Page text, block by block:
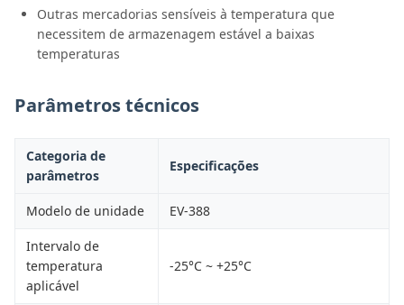
Outras mercadorias sensíveis à temperatura que
necessitem de armazenagem estável a baixas
temperaturas
Parâmetros técnicos
Categoria de
parâmetros
Especificações
Modelo de unidade EV-388
Intervalo de
temperatura
aplicável
-25°C ~ +25°C